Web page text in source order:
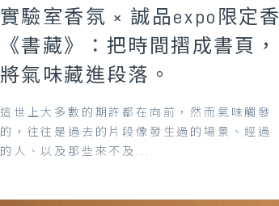
實驗室香氛 × 誠品expo限定香
《書藏》：把時間摺成書頁，
將氣味藏進段落。
這世上大多數的期許都在向前，然而氣味觸發
的，往往是過去的片段像發生過的場景、經過
的人、以及那些來不及...